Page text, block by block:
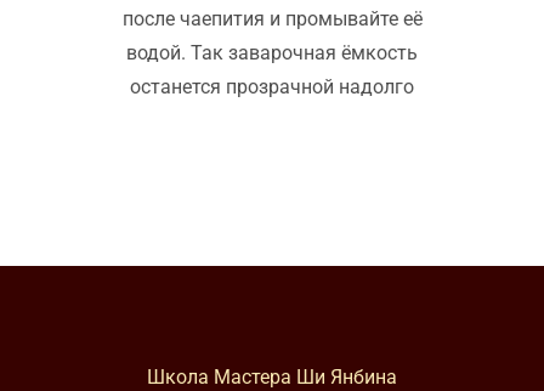
после чаепития и промывайте её
водой. Так заварочная ёмкость
останется прозрачной надолго
Школа Мастера Ши Янбина